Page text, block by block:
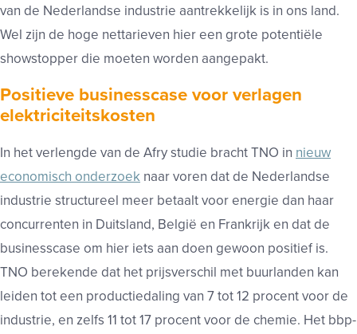
van de Nederlandse industrie aantrekkelijk is in ons land.
Wel zijn de hoge nettarieven hier een grote potentiële
showstopper die moeten worden aangepakt.
Positieve businesscase voor verlagen
elektriciteitskosten
In het verlengde van de Afry studie bracht TNO in nieuw
economisch onderzoek naar voren dat de Nederlandse
industrie structureel meer betaalt voor energie dan haar
concurrenten in Duitsland, België en Frankrijk en dat de
businesscase om hier iets aan doen gewoon positief is.
TNO berekende dat het prijsverschil met buurlanden kan
leiden tot een productiedaling van 7 tot 12 procent voor de
industrie, en zelfs 11 tot 17 procent voor de chemie. Het bbp-